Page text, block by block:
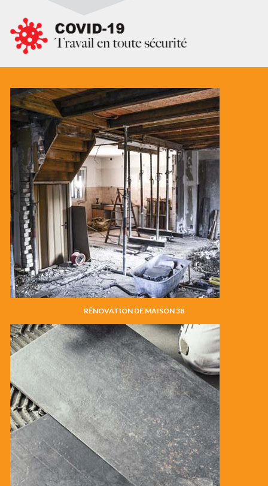
RÉNOVATION DE MAISON 38